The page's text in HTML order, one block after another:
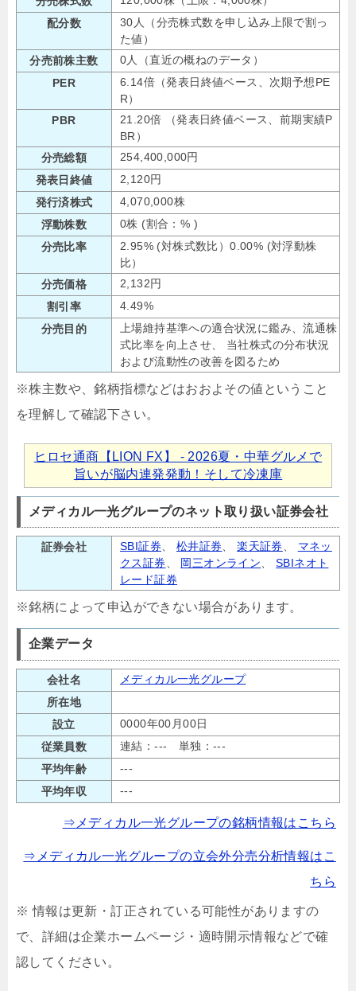
配分数
30人（分売株式数を申し込み上限で割っ
た値）
分売前株主数
0人（直近の概ねのデータ）
PER
6.14倍（発表日終値ベース、次期予想PE
R）
PBR
21.20倍 （発表日終値ベース、前期実績P
BR）
分売総額
254,400,000円
発表日終値
2,120円
発行済株式
4,070,000株
浮動株数
0株 (割合：% )
分売比率
2.95% (対株式数比）0.00% (対浮動株
比）
分売価格
2,132円
割引率
4.49%
分売目的
上場維持基準への適合状況に鑑み、流通株
式比率を向上させ、 当社株式の分布状況
および流動性の改善を図るため
※株主数や、銘柄指標などはおおよその値ということ
を理解して確認下さい。
ヒロセ通商【LION FX】 - 2026夏・中華グルメで
旨いが脳内連発発動！そして冷凍庫
メディカル一光グループのネット取り扱い証券会社
証券会社 SBI証券、 松井証券、楽天証券、 マネッ
クス証券、 岡三オンライン、SBIネオト
レード証券
※銘柄によって申込ができない場合があります。
企業データ
会社名
メディカル一光グループ
所在地
設立
0000年00月00日
従業員数
連結：--- 単独：---
平均年齢
---
平均年収
---
⇒メディカル一光グループの銘柄情報はこちら
⇒メディカル一光グループの立会外分売分析情報はこ
ちら
※ 情報は更新・訂正されている可能性がありますの
で、詳細は企業ホームページ・適時開示情報などで確
認してください。